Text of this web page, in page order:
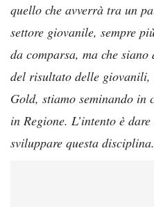
quello che avverrà tra un
settore giovanile, sempre
da comparsa, ma che
del risultato delle giovanili,
Gold, stiamo seminando in
in Regione. L’intento è
sviluppare questa disciplina.